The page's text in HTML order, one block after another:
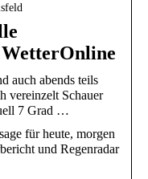
auch abends teils
vereinzelt Schauer
7 Grad …
für heute, morgen
und Regenradar